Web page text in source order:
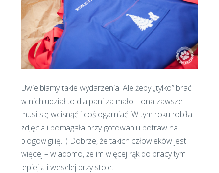
Uwielbiamy takie wydarzenia! Ale żeby „tylko” brać
w nich udział to dla pani za mało… ona zawsze
musi się wcisnąć i coś ogarniać. W tym roku robiła
zdjęcia i pomagała przy gotowaniu potraw na
blogowigilię. :) Dobrze, że takich człowieków jest
więcej – wiadomo, że im więcej rąk do pracy tym
lepiej a i weselej przy stole.